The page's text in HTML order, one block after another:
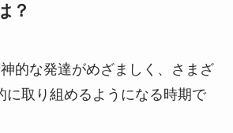
？
的な発達がめざましく、さまざ
に取り組めるようになる時期で